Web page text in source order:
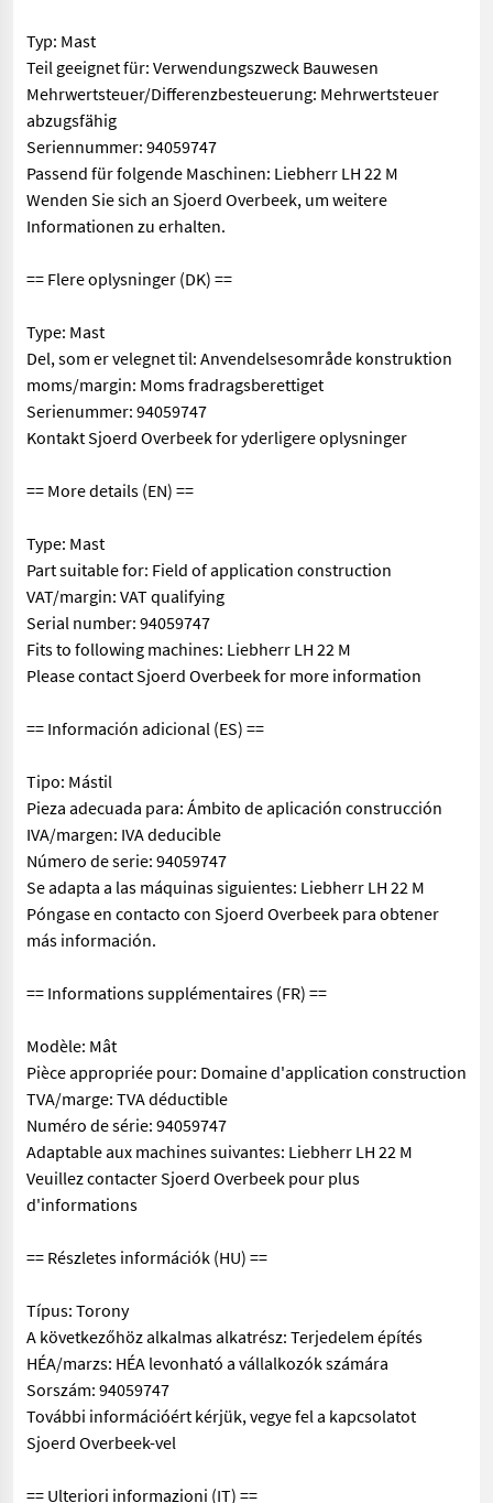
Typ: Mast
Teil geeignet für: Verwendungszweck Bauwesen
Mehrwertsteuer/Differenzbesteuerung: Mehrwertsteuer
abzugsfähig
Seriennummer: 94059747
Passend für folgende Maschinen: Liebherr LH 22 M
Wenden Sie sich an Sjoerd Overbeek, um weitere
Informationen zu erhalten.
== Flere oplysninger (DK) ==
Type: Mast
Del, som er velegnet til: Anvendelsesområde konstruktion
moms/margin: Moms fradragsberettiget
Serienummer: 94059747
Kontakt Sjoerd Overbeek for yderligere oplysninger
== More details (EN) ==
Type: Mast
Part suitable for: Field of application construction
VAT/margin: VAT qualifying
Serial number: 94059747
Fits to following machines: Liebherr LH 22 M
Please contact Sjoerd Overbeek for more information
== Información adicional (ES) ==
Tipo: Mástil
Pieza adecuada para: Ámbito de aplicación construcción
IVA/margen: IVA deducible
Número de serie: 94059747
Se adapta a las máquinas siguientes: Liebherr LH 22 M
Póngase en contacto con Sjoerd Overbeek para obtener
más información.
== Informations supplémentaires (FR) ==
Modèle: Mât
Pièce appropriée pour: Domaine d'application construction
TVA/marge: TVA déductible
Numéro de série: 94059747
Adaptable aux machines suivantes: Liebherr LH 22 M
Veuillez contacter Sjoerd Overbeek pour plus
d'informations
== Részletes információk (HU) ==
Típus: Torony
A következőhöz alkalmas alkatrész: Terjedelem építés
HÉA/marzs: HÉA levonható a vállalkozók számára
Sorszám: 94059747
További információért kérjük, vegye fel a kapcsolatot
Sjoerd Overbeek-vel
== Ulteriori informazioni (IT) ==